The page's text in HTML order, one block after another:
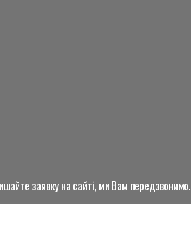
заявку на сайті, ми Вам передзвонимо.